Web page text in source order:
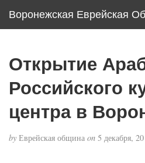
Воронежская Еврейская
Открытие
Российского
центра в
by Еврейская община on 5 декабря,